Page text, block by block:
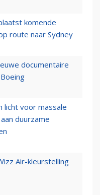
komende
route naar Sydney
documentaire
licht voor massale
duurzame
Air-kleurstelling